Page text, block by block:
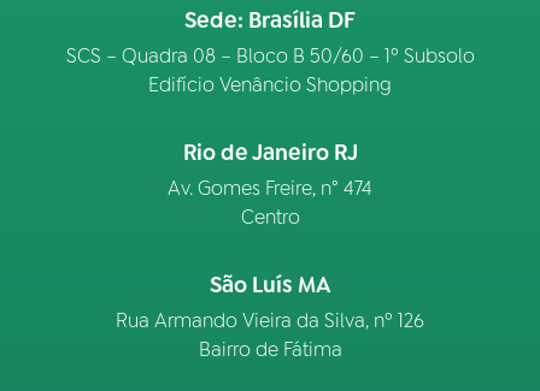
Sede: Brasília DF
SCS – Quadra 08 – Bloco B 50/60 – 1º Subsolo
Edifício Venâncio Shopping
Rio de Janeiro RJ
Av. Gomes Freire, n° 474
Centro
São Luís MA
Rua Armando Vieira da Silva, nº 126
Bairro de Fátima